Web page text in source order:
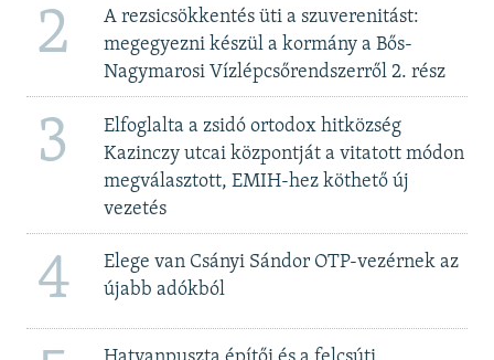
2
A rezsicsökkentés üti a szuverenitást:
megegyezni készül a kormány a Bős-
Nagymarosi Vízlépcsőrendszerről 2. rész
3
Elfoglalta a zsidó ortodox hitközség
Kazinczy utcai központját a vitatott módon
megválasztott, EMIH-hez köthető új
vezetés
4
Elege van Csányi Sándor OTP-vezérnek az
újabb adókból